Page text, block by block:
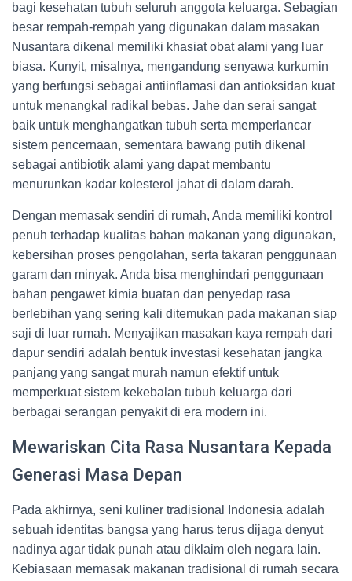
bagi kesehatan tubuh seluruh anggota keluarga. Sebagian
besar rempah-rempah yang digunakan dalam masakan
Nusantara dikenal memiliki khasiat obat alami yang luar
biasa. Kunyit, misalnya, mengandung senyawa kurkumin
yang berfungsi sebagai antiinflamasi dan antioksidan kuat
untuk menangkal radikal bebas. Jahe dan serai sangat
baik untuk menghangatkan tubuh serta memperlancar
sistem pencernaan, sementara bawang putih dikenal
sebagai antibiotik alami yang dapat membantu
menurunkan kadar kolesterol jahat di dalam darah.
Dengan memasak sendiri di rumah, Anda memiliki kontrol
penuh terhadap kualitas bahan makanan yang digunakan,
kebersihan proses pengolahan, serta takaran penggunaan
garam dan minyak. Anda bisa menghindari penggunaan
bahan pengawet kimia buatan dan penyedap rasa
berlebihan yang sering kali ditemukan pada makanan siap
saji di luar rumah. Menyajikan masakan kaya rempah dari
dapur sendiri adalah bentuk investasi kesehatan jangka
panjang yang sangat murah namun efektif untuk
memperkuat sistem kekebalan tubuh keluarga dari
berbagai serangan penyakit di era modern ini.
Mewariskan Cita Rasa Nusantara Kepada
Generasi Masa Depan
Pada akhirnya, seni kuliner tradisional Indonesia adalah
sebuah identitas bangsa yang harus terus dijaga denyut
nadinya agar tidak punah atau diklaim oleh negara lain.
Kebiasaan memasak makanan tradisional di rumah secara